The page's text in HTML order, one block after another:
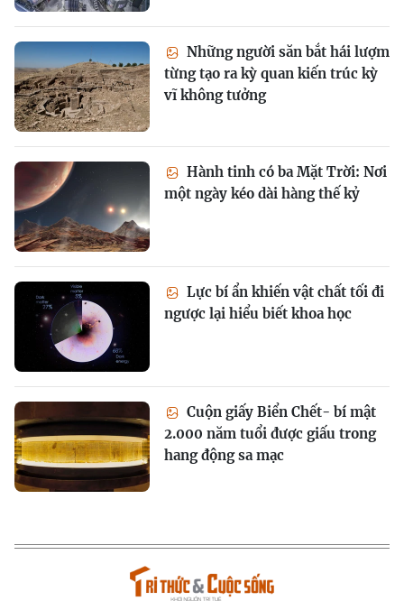
Những người săn bắt hái lượm
từng tạo ra kỳ quan kiến trúc kỳ
vĩ không tưởng
Hành tinh có ba Mặt Trời: Nơi
một ngày kéo dài hàng thế kỷ
Lực bí ẩn khiến vật chất tối đi
ngược lại hiểu biết khoa học
Cuộn giấy Biển Chết- bí mật
2.000 năm tuổi được giấu trong
hang động sa mạc